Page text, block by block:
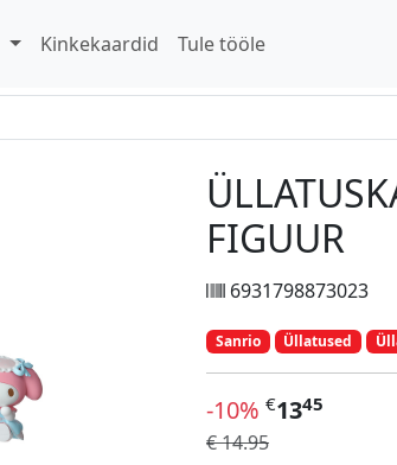
Kinkekaardid Tule tööle
FIGUUR
6931798873023
Sanrio Üllatused
-10% €1345
€ 14.95